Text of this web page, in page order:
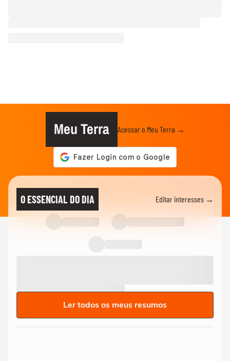
Meu Terra Acessar o Meu Terra →
O ESSENCIAL DO DIA Editar interesses →
Ler todos os meus resumos